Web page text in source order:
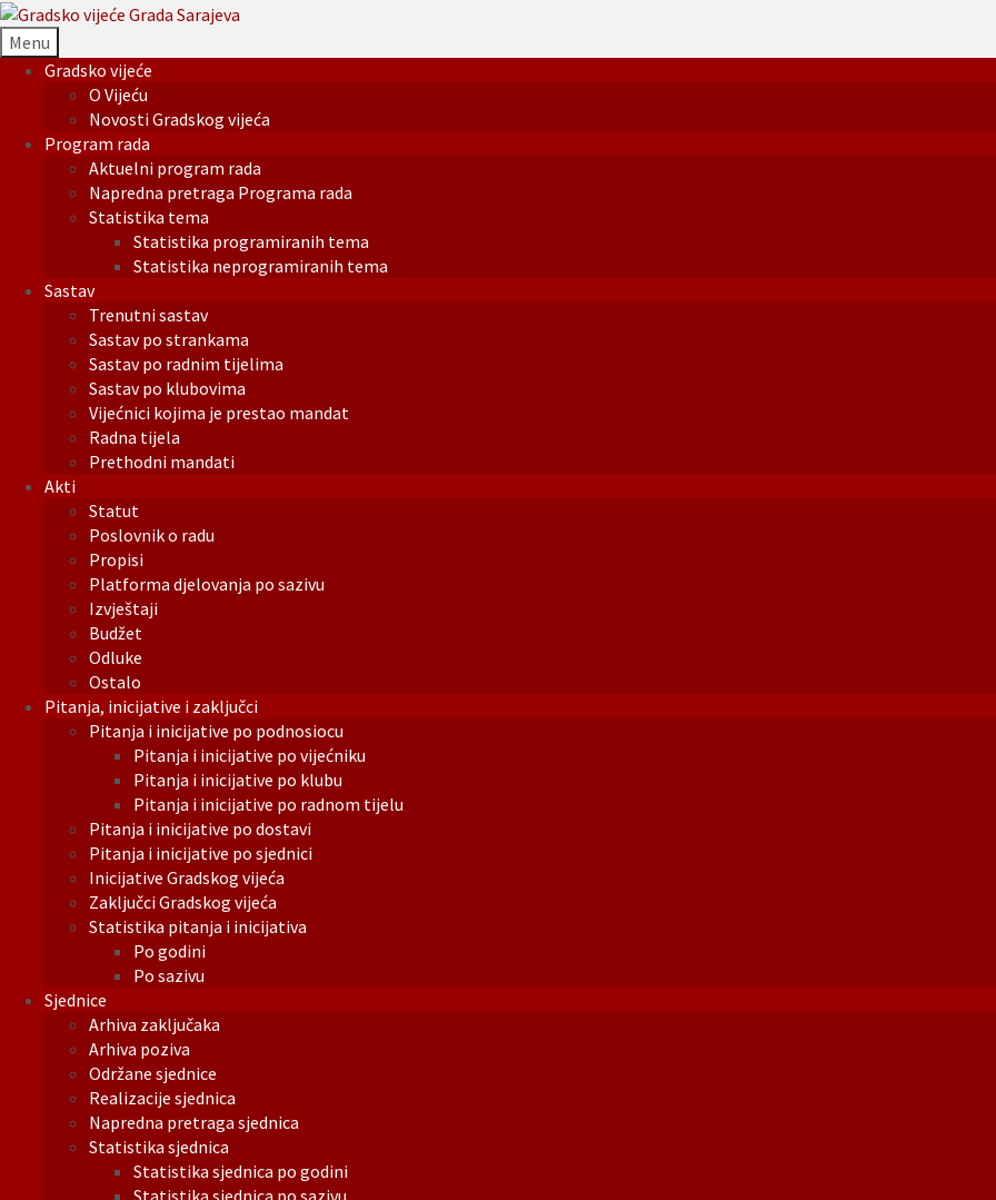
Menu
Gradsko vijeće
O Vijeću
Novosti Gradskog vijeća
Program rada
Aktuelni program rada
Napredna pretraga Programa rada
Statistika tema
Statistika programiranih tema
Statistika neprogramiranih tema
Sastav
Trenutni sastav
Sastav po strankama
Sastav po radnim tijelima
Sastav po klubovima
Vijećnici kojima je prestao mandat
Radna tijela
Prethodni mandati
Akti
Statut
Poslovnik o radu
Propisi
Platforma djelovanja po sazivu
Izvještaji
Budžet
Odluke
Ostalo
Pitanja, inicijative i zaključci
Pitanja i inicijative po podnosiocu
Pitanja i inicijative po vijećniku
Pitanja i inicijative po klubu
Pitanja i inicijative po radnom tijelu
Pitanja i inicijative po dostavi
Pitanja i inicijative po sjednici
Inicijative Gradskog vijeća
Zaključci Gradskog vijeća
Statistika pitanja i inicijativa
Po godini
Po sazivu
Sjednice
Arhiva zaključaka
Arhiva poziva
Održane sjednice
Realizacije sjednica
Napredna pretraga sjednica
Statistika sjednica
Statistika sjednica po godini